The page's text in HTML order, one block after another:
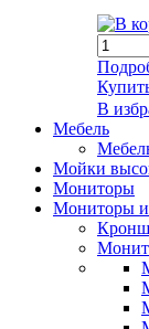
В
Мебель
Мойки
Мониторы
Мониторы и